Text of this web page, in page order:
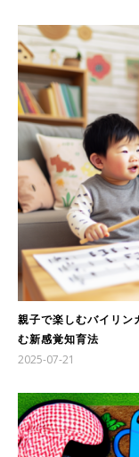
親子で楽しむバイリン
む新感覚知育法
2025-07-21